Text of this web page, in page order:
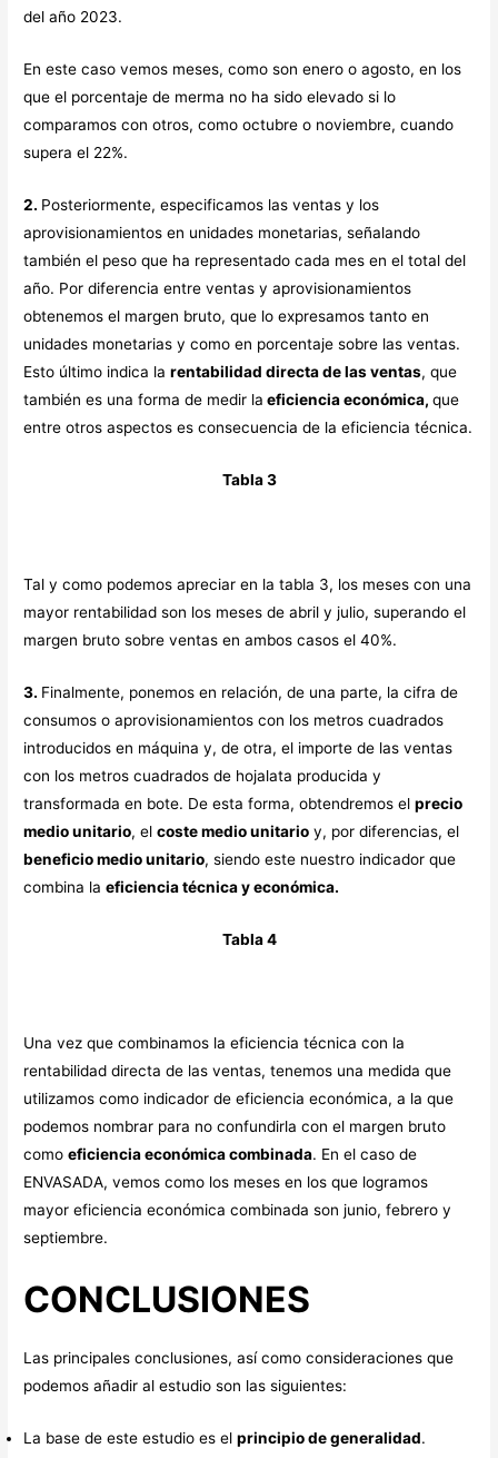
del año 2023.
En este caso vemos meses, como son enero o agosto, en los
que el porcentaje de merma no ha sido elevado si lo
comparamos con otros, como octubre o noviembre, cuando
supera el 22%.
2. Posteriormente, especificamos las ventas y los
aprovisionamientos en unidades monetarias, señalando
también el peso que ha representado cada mes en el total del
año. Por diferencia entre ventas y aprovisionamientos
obtenemos el margen bruto, que lo expresamos tanto en
unidades monetarias y como en porcentaje sobre las ventas.
Esto último indica larentabilidad directa de las ventas, que
también es una forma de medir la eficiencia económica,que
entre otros aspectos es consecuencia de la eficiencia técnica.
Tabla 3
Tal y como podemos apreciar en la tabla 3, los meses con una
mayor rentabilidad son los meses de abril y julio, superando el
margen bruto sobre ventas en ambos casos el 40%.
3. Finalmente, ponemos en relación, de una parte, la cifra de
consumos o aprovisionamientos con los metros cuadrados
introducidos en máquina y, de otra, el importe de las ventas
con los metros cuadrados de hojalata producida y
transformada en bote. De esta forma, obtendremos elprecio
medio unitario, elcoste medio unitario y, por diferencias, el
beneficio medio unitario, siendo este nuestro indicador que
combina laeficiencia técnica y económica.
Tabla 4
Una vez que combinamos la eficiencia técnica con la
rentabilidad directa de las ventas, tenemos una medida que
utilizamos como indicador de eficiencia económica, a la que
podemos nombrar para no confundirla con el margen bruto
comoeficiencia económica combinada. En el caso de
ENVASADA, vemos como los meses en los que logramos
mayor eficiencia económica combinada son junio, febrero y
septiembre.
CONCLUSIONES
Las principales conclusiones, así como consideraciones que
podemos añadir al estudio son las siguientes:
La base de este estudio es elprincipio de generalidad.